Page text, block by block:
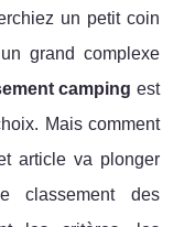
un petit coin
grand complexe
camping est
Mais comment
article va plonger
classement des